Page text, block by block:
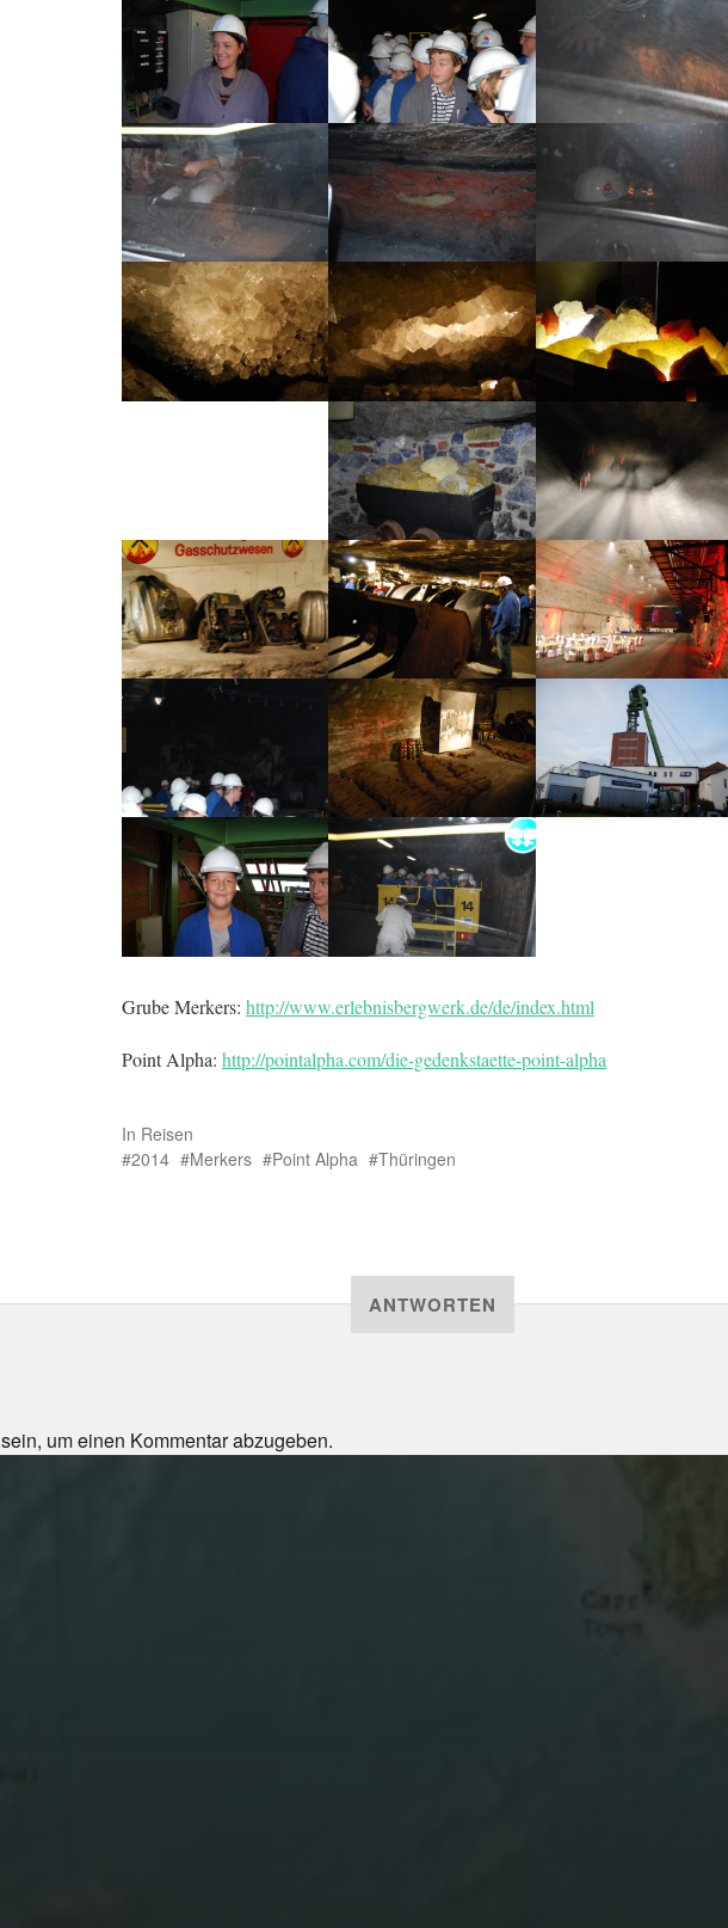
Grube Merkers: http://www.erlebnisbergwerk.de/de/index.html
Point Alpha: http://pointalpha.com/die-gedenkstaette-point-alpha
In Reisen
2014
Merkers Point Alpha Thüringen
ANTWORTEN
sein, um einen Kommentar abzugeben.